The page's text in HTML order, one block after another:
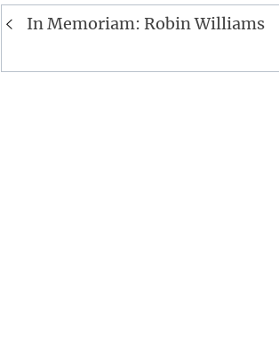
Navegación
entradas
In Memoriam: Robin Williams